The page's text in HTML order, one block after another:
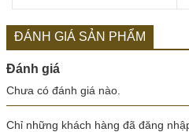
ĐÁNH GIÁ SẢN PHẨM
Đánh giá
Chưa có đánh giá nào.
Chỉ những khách hàng đã đăng